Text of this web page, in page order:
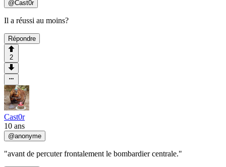
@Cast0r
Il a réussi au moins?
Répondre
2
Cast0r
10 ans
@anonyme
"avant de percuter frontalement le bombardier centrale."